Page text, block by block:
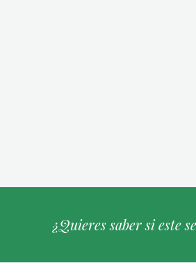
¿Quieres saber si este